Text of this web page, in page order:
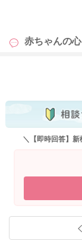
赤ちゃんの
＼【即時回答】